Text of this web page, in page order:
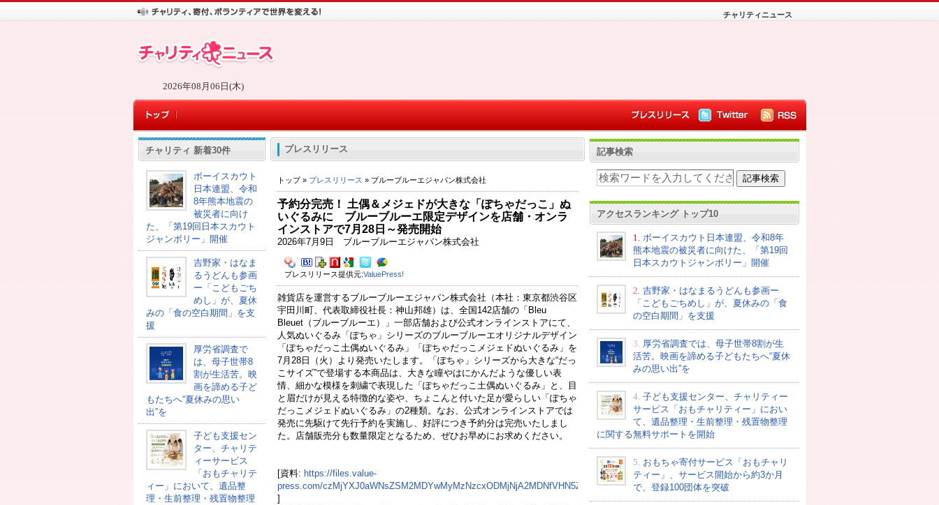
2026年08月06日(木)
チャリティニュース
チャリティ 新着30件
ボーイスカウト
日本連盟、令和
8年熊本地震の
被災者に向け
た、「第19回日本スカウト
ジャンボリー」開催
吉野家・はなま
るうどんも参画
ー「こどもごち
めし」が、夏休
みの「食の空白期間」を支
援
厚労省調査で
は、母子世帯8
割が生活苦。映
画を諦める子ど
もたちへ“夏休みの思い
出”を
子ども支援セン
ター、チャリテ
ィーサービス
「おもチャリテ
ィー」において、遺品整
理・生前整理・残置物整理
プレスリリース
トップ » プレスリリース » ブルーブルーエジャパン株式会社
予約分完売！ 土偶＆メジェドが大きな「ぽちゃだっこ」ぬ
いぐるみに ブルーブルーエ限定デザインを店舗・オンラ
インストアで7月28日～発売開始
2026年7月9日 ブルーブルーエジャパン株式会社
プレスリリース提供元:ValuePress!
雑貨店を運営するブルーブルーエジャパン株式会社（本社：東京都渋谷区
宇田川町、代表取締役社長：神山邦雄）は、全国142店舗の「Bleu
Bleuet（ブルーブルーエ）」一部店舗および公式オンラインストアにて、
人気ぬいぐるみ「ぽちゃ」シリーズのブルーブルーエオリジナルデザイン
「ぽちゃだっこ土偶ぬいぐるみ」「ぽちゃだっこメジェドぬいぐるみ」を
7月28日（火）より発売いたします。「ぽちゃ」シリーズから大きな“だっ
こサイズ”で登場する本商品は、大きな瞳やはにかんだような優しい表
情、細かな模様を刺繍で表現した「ぽちゃだっこ土偶ぬいぐるみ」と、目
と眉だけが見える特徴的な姿や、ちょこんと付いた足が愛らしい「ぽちゃ
だっこメジェドぬいぐるみ」の2種類。なお、公式オンラインストアでは
発売に先駆けて先行予約を実施し、好評につき予約分は完売いたしまし
た。店舗販売分も数量限定となるため、ぜひお早めにお求めください。
[資料: https://files.value-
press.com/czMjYXJ0aWNsZSM2MDYwMyMzNzcxODMjNjA2MDNfVHN5Z2FPTnZnaS5qcGc.jpg
]
記事検索
アクセスランキング トップ10
1.
ボーイスカウト日本連盟、令和8年
熊本地震の被災者に向けた、「第19回
日本スカウトジャンボリー」開催
2. 吉野家・はなまるうどんも参画ー
「こどもごちめし」が、夏休みの「食
の空白期間」を支援
3. 厚労省調査では、母子世帯8割が生
活苦。映画を諦める子どもたちへ“夏休
みの思い出”を
4. 子ども支援センター、チャリティー
サービス「おもチャリティー」におい
て、遺品整理・生前整理・残置物整理
に関する無料サポートを開始
5. おもちゃ寄付サービス「おもチャリ
ティー」、サービス開始から約3か月
で、登録100団体を突破